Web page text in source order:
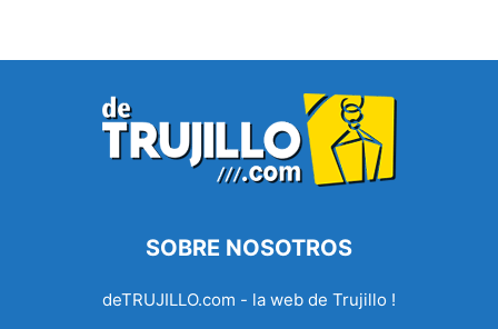
SOBRE NOSOTROS
deTRUJILLO.com - la web de Trujillo !